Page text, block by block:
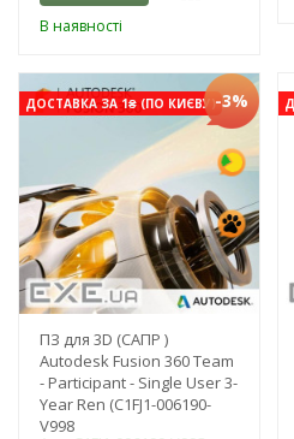
В наявності
ДОСТАВКА ЗА 1₴ (ПО КИЄВУ)-3%
ПЗ для 3D (САПР )
Autodesk Fusion 360 Team
- Participant - Single User 3-
Year Ren (C1FJ1-006190-
V998